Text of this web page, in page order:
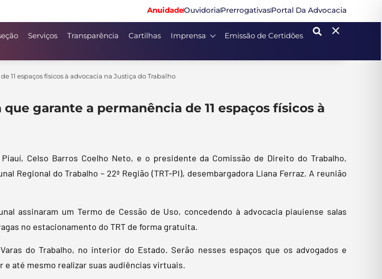
AnuidadeOuvidoriaPrerrogativasPortal Da Advocacia
Serviços Transparência Cartilhas Imprensa Emissão de Certidões
11 espaços físicos à advocacia na Justiça do Trabalho
garante a permanência de 11 espaços físicos à
Celso Barros Coelho Neto, e o presidente da Comissão de Direito do Trabalho,
Regional do Trabalho – 22ª Região (TRT-PI), desembargadora Liana Ferraz. A reunião
assinaram um Termo de Cessão de Uso, concedendo à advocacia piauiense salas
no estacionamento do TRT de forma gratuita.
do Trabalho, no interior do Estado. Serão nesses espaços que os advogados e
até mesmo realizar suas audiências virtuais.